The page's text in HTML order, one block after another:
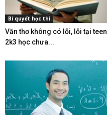
Bí quyết học thi
Văn thơ không có lỗi, lỗi tại teen
2k3 học chưa...